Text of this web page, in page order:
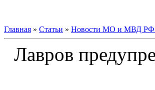
Главная » Статьи » Новости МО и МВД РФ
Лавров